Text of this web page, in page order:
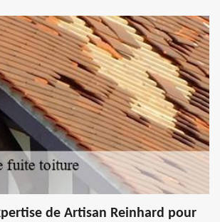
de Artisan Reinhard pour